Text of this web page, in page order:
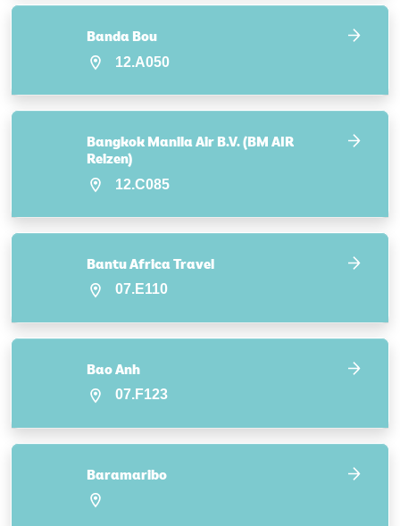
Banda Bou
12.A050
Bangkok Manila Air B.V. (BM AIR
Reizen)
12.C085
Bantu Africa Travel
07.E110
Bao Anh
07.F123
Baramaribo